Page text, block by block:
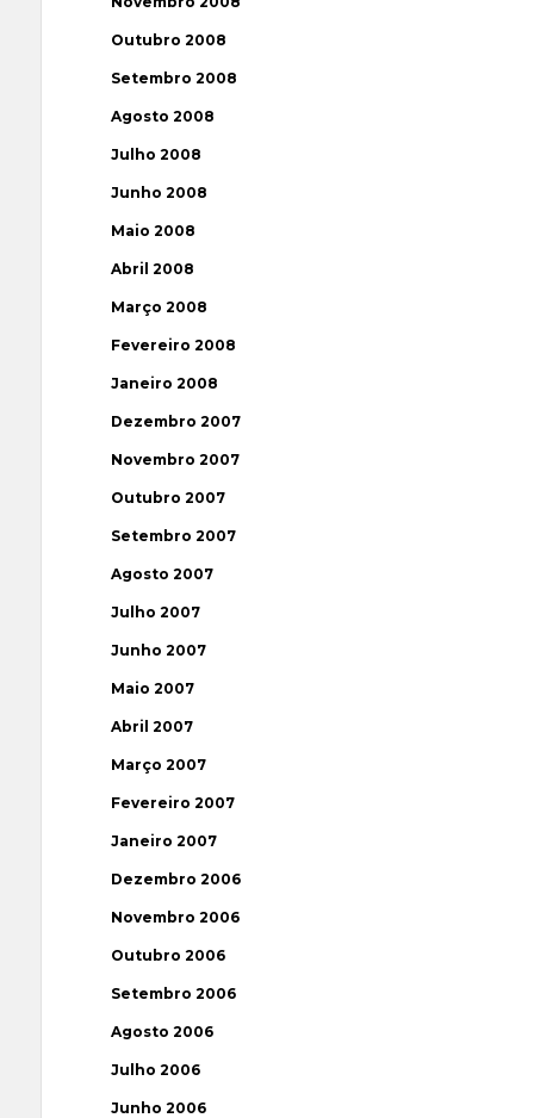
Outubro 2008
Setembro 2008
Agosto 2008
Julho 2008
Junho 2008
Maio 2008
Abril 2008
Março 2008
Fevereiro 2008
Janeiro 2008
Dezembro 2007
Novembro 2007
Outubro 2007
Setembro 2007
Agosto 2007
Julho 2007
Junho 2007
Maio 2007
Abril 2007
Março 2007
Fevereiro 2007
Janeiro 2007
Dezembro 2006
Novembro 2006
Outubro 2006
Setembro 2006
Agosto 2006
Julho 2006
Junho 2006